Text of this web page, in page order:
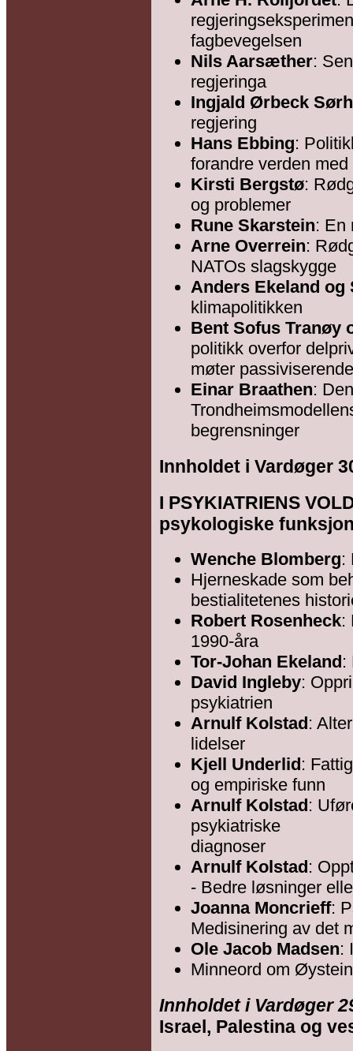
fagbevegelsen
Nils Aarsæther:
regjeringa
Ingjald Ørbeck
regjering
Hans Ebbing:
forandre verden med
Kirsti Bergstø:
og problemer
Rune Skarstein: En
Arne Overrein:
NATOs slagskygge
Anders Ekeland og
klimapolitikken
Bent Sofus Tranøy
politikk overfor
møter
Einar Braathen:
begrensninger
Innholdet i Vardøger
I PSYKIATRIENS
psykologiske
Wenche Blomberg:
Hjerneskade som
bestialitetenes
Robert Rosenheck:
1990-åra
Tor-Johan Ekeland :
David Ingleby:
psykiatrien
Arnulf Kolstad :
lidelser
Kjell Underlid :
og empiriske funn
Arnulf Kolstad :
psykiatriske
diagnoser
Arnulf Kolstad :
- Bedre løsninger
Joanna Moncrieff:
Medisinering av det
Ole Jacob Madsen:
Minneord om
Innholdet i Vardøger
Israel, Palestina og